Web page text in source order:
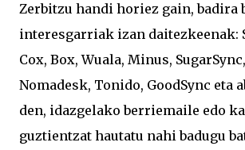
Zerbitzu handi horiez gain, badira
interesgarriak izan daitezkeenak:
Cox, Box, Wuala, Minus,
Nomadesk, Tonido, GoodSync eta
den, idazgelako berriemaile edo
guztientzat hautatu nahi badugu